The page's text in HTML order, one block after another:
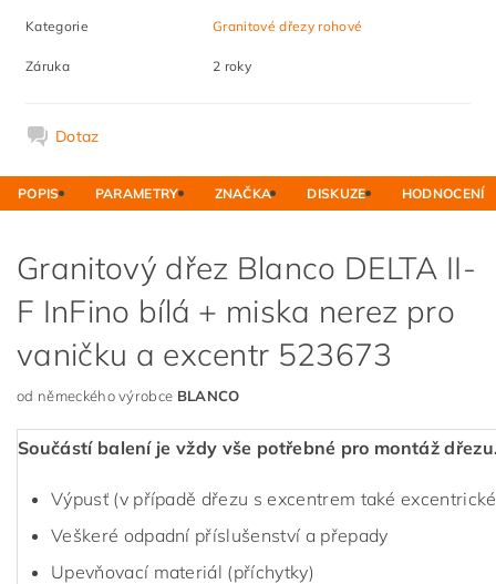
Kategorie Granitové dřezy rohové
Záruka 2 roky
Dotaz
POPIS PARAMETRY ZNAČKA DISKUZE HODNOCENÍ
Granitový dřez Blanco DELTA II-
F InFino bílá + miska nerez pro
vaničku a excentr 523673
od německého výrobce BLANCO
Součástí balení je vždy vše potřebné pro montáž
Výpusť (v případě dřezu s excentrem také
Veškeré odpadní příslušenství a přepady
Upevňovací materiál (příchytky)